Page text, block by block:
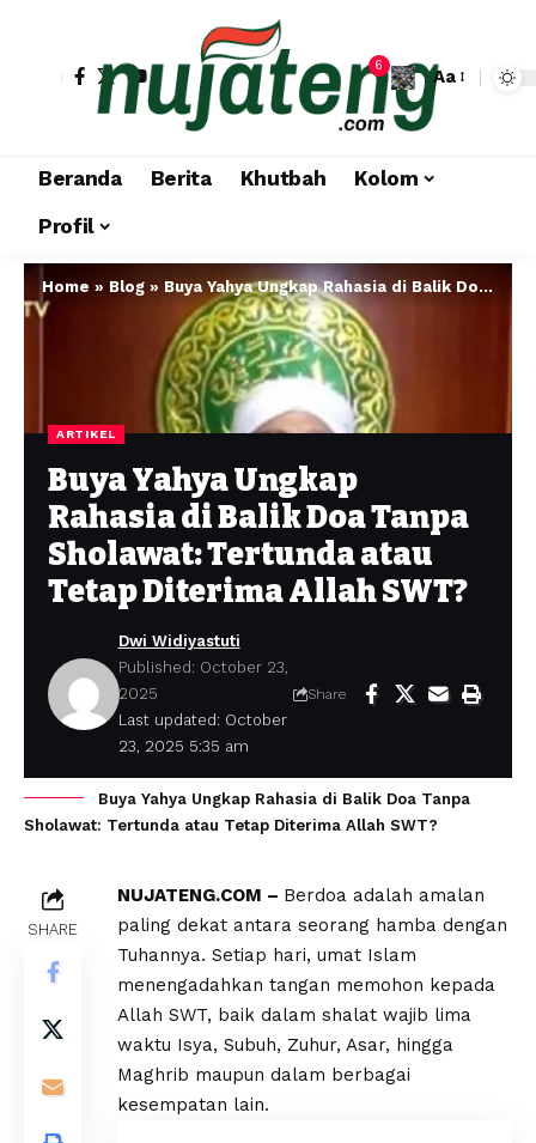
6
Aa
Beranda Berita Khutbah
Kolom
Profil
Home » Blog » Buya Yahya Ungkap Rahasia di Balik Doa Tanpa Sholawat: Tertunda atau Tetap Diterima Allah SWT?
ARTIKEL
Buya Yahya Ungkap
Rahasia di Balik Doa Tanpa
Sholawat: Tertunda atau
Tetap Diterima Allah SWT?
Last updated: October
23, 2025 5:35 am
Dwi Widiyastuti
Published: October 23,
2025
Share
Buya Yahya Ungkap Rahasia di Balik Doa Tanpa
Sholawat: Tertunda atau Tetap Diterima Allah SWT?
SHARE
NUJATENG.COM – Berdoa adalah amalan
paling dekat antara seorang hamba dengan
Tuhannya. Setiap hari, umat Islam
menengadahkan tangan memohon kepada
Allah SWT, baik dalam shalat wajib lima
waktu Isya, Subuh, Zuhur, Asar, hingga
Maghrib maupun dalam berbagai
kesempatan lain.